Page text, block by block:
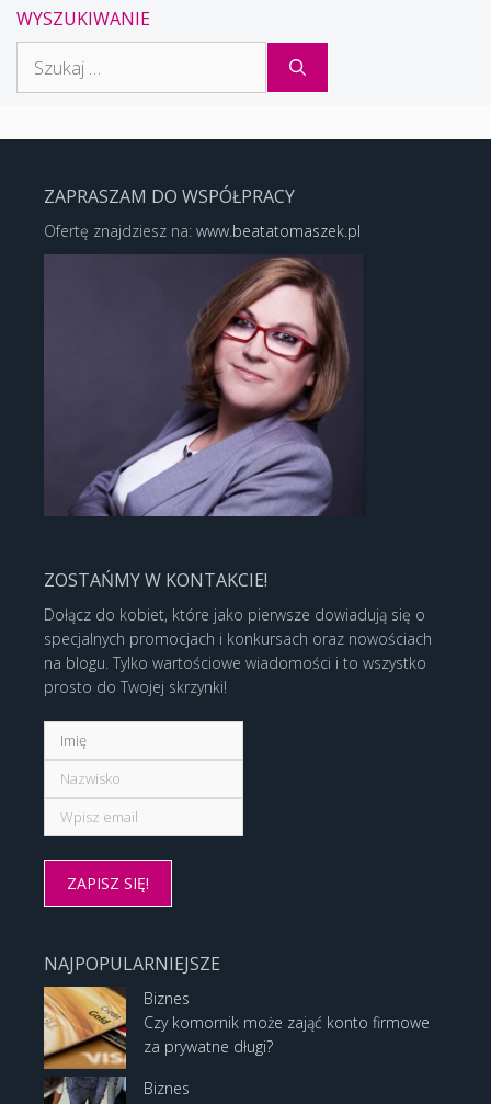
WYSZUKIWANIE
ZAPRASZAM DO WSPÓŁPRACY
Ofertę znajdziesz na: www.beatatomaszek.pl
ZOSTAŃMY W KONTAKCIE!
Dołącz do kobiet, które jako pierwsze dowiadują się o
specjalnych promocjach i konkursach oraz nowościach
na blogu. Tylko wartościowe wiadomości i to wszystko
prosto do Twojej skrzynki!
NAJPOPULARNIEJSZE
Biznes
Czy komornik może zająć konto firmowe
za prywatne długi?
Biznes